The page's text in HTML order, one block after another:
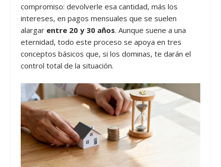
compromiso: devolverle esa cantidad, más los
intereses, en pagos mensuales que se suelen
alargar entre 20 y 30 años. Aunque suene a una
eternidad, todo este proceso se apoya en tres
conceptos básicos que, si los dominas, te darán el
control total de la situación.